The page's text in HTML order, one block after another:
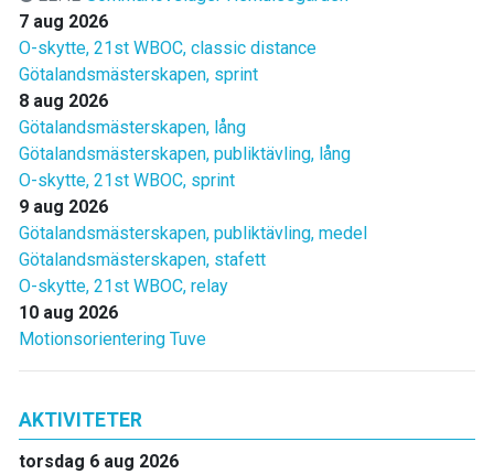
7 aug 2026
O-skytte, 21st WBOC, classic distance
Götalandsmästerskapen, sprint
8 aug 2026
Götalandsmästerskapen, lång
Götalandsmästerskapen, publiktävling, lång
O-skytte, 21st WBOC, sprint
9 aug 2026
Götalandsmästerskapen, publiktävling, medel
Götalandsmästerskapen, stafett
O-skytte, 21st WBOC, relay
10 aug 2026
Motionsorientering Tuve
AKTIVITETER
torsdag 6 aug 2026